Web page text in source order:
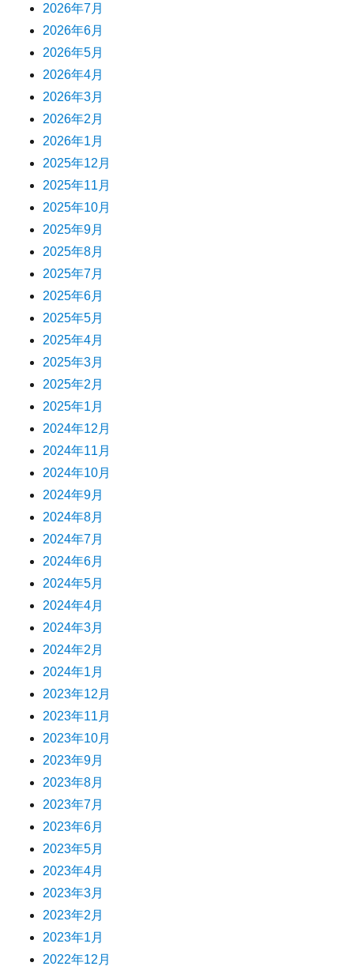
2026年7月
2026年6月
2026年5月
2026年4月
2026年3月
2026年2月
2026年1月
2025年12月
2025年11月
2025年10月
2025年9月
2025年8月
2025年7月
2025年6月
2025年5月
2025年4月
2025年3月
2025年2月
2025年1月
2024年12月
2024年11月
2024年10月
2024年9月
2024年8月
2024年7月
2024年6月
2024年5月
2024年4月
2024年3月
2024年2月
2024年1月
2023年12月
2023年11月
2023年10月
2023年9月
2023年8月
2023年7月
2023年6月
2023年5月
2023年4月
2023年3月
2023年2月
2023年1月
2022年12月